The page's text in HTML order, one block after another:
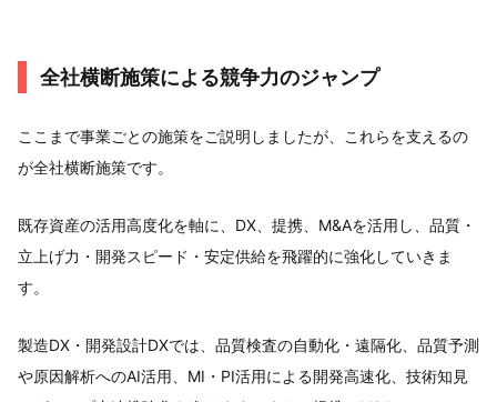
全社横断施策による競争力のジャンプ
ここまで事業ごとの施策をご説明しましたが、これらを支えるの
が全社横断施策です。
既存資産の活用高度化を軸に、DX、提携、M&Aを活用し、品質・
立上げ力・開発スピード・安定供給を飛躍的に強化していきま
す。
製造DX・開発設計DXでは、品質検査の自動化・遠隔化、品質予測
や原因解析へのAI活用、MI・PI活用による開発高速化、技術知見